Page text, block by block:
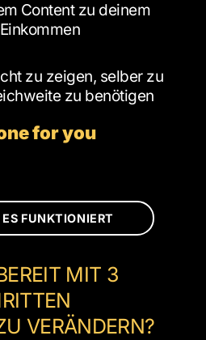
Content zu deinem
zu zeigen, selber zu
zu benötigen
for you
FUNKTIONIERT
MIT 3
VERÄNDERN?